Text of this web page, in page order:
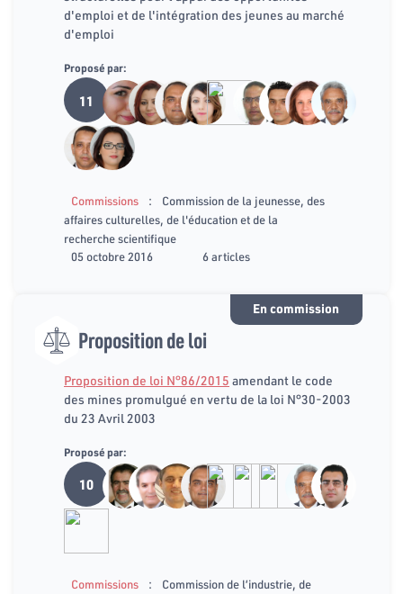
d'emploi et de l'intégration des jeunes au marché
d'emploi
Proposé par:
11
Commissions :
Commission de la jeunesse, des
affaires culturelles, de l'éducation et de la
recherche scientifique
05 octobre 2016
6 articles
En commission
Proposition de loi
Proposition de loi N°86/2015 amendant le code
des mines promulgué en vertu de la loi N°30-2003
du 23 Avril 2003
Proposé par:
10
Commissions :
Commission de l’industrie, de